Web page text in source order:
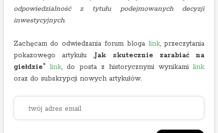
odpowiedzialność z tytułu podejmowanych decyzji
inwestycyjnych.
Zachęcam do odwiedzania forum bloga link, przeczytania
pokazowego artykułu „Jak skutecznie zarabiać na
giełdzie” link, do posta z historycznymi wynikamilink
oraz do subskrypcji nowych artykułów.